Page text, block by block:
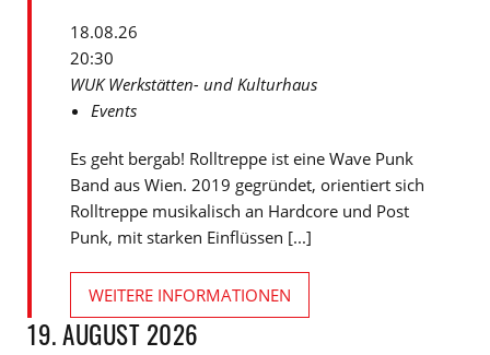
18.08.26
20:30
WUK Werkstätten- und Kulturhaus
Events
Es geht bergab! Rolltreppe ist eine Wave Punk
Band aus Wien. 2019 gegründet, orientiert sich
Rolltreppe musikalisch an Hardcore und Post
Punk, mit starken Einflüssen [...]
WEITERE INFORMATIONEN
19. AUGUST 2026